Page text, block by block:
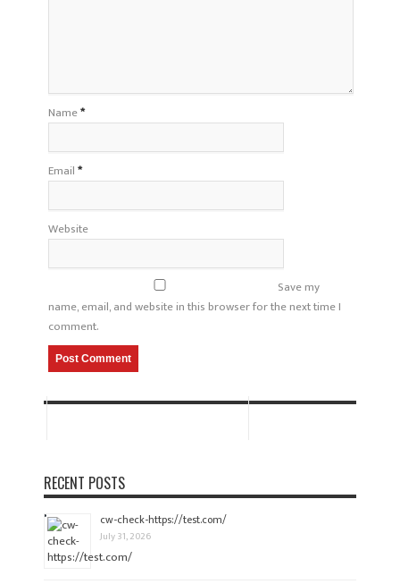
Name*
Email*
Website
Save my
name, email, and website in this browser for the next time I
comment.
RECENT POSTS
cw-check-https://test.com/
July 31, 2026